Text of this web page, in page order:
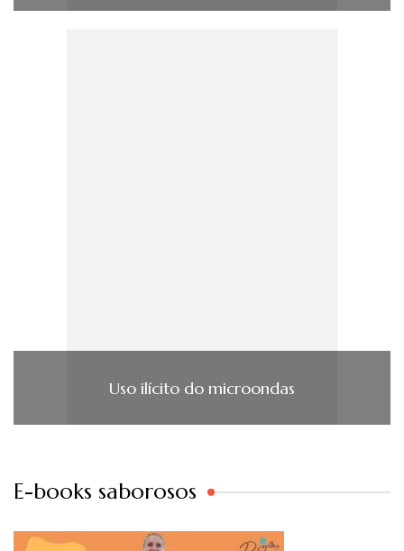
Uso ilícito do microondas
E-books saborosos